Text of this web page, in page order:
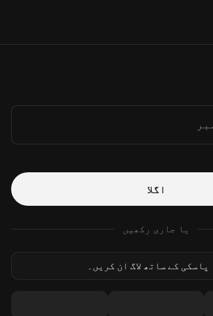
اگلا
یا جاری رکھیں
پاسکی کے ساتھ لاگ ان کریں۔